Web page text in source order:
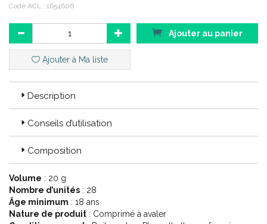
Contenance : 28 COMPRIMÉS
Code EAN : 8700216546065
Code ACL : 1654606
Ajouter au panier
Ajouter à Ma liste
Description
Conseils d’utilisation
Composition
Volume : 20 g
Nombre d’unités : 28
Âge minimum : 18 ans
Nature de produit : Comprimé à avaler